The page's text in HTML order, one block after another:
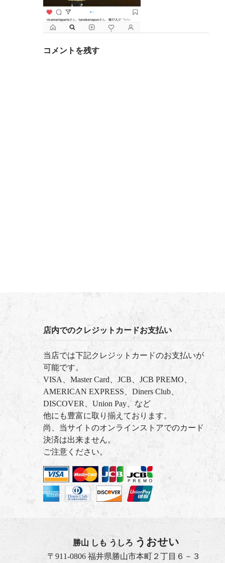
コメントを残す
店内でのクレジットカードお支払い
当店では下記クレジットカードのお支払いが
可能です。
VISA、Master Card、JCB、JCB PREMO、
AMERICAN EXPRESS、Diners Club、
DISCOVER、Union Pay、など
他にも豊富に取り揃えております。
尚、当サイトのオンラインストアでのカード
決済は出来ません。
ご注意ください。
勝山 しも うしろ うおせい
〒911-0806 福井県勝山市本町２丁目６－３